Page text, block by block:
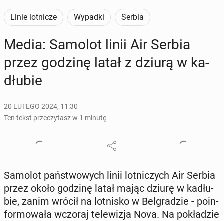
Linie lotnicze Wypadki Serbia
Media: Samolot linii Air Serbia
przez godzinę latał z dziurą w ka­
dłu­bie
20 LUTEGO 2024, 11:30
Ten tekst przeczytasz w 1 minutę
Samolot pań­stwo­wych linii lot­ni­czych Air Serbia
przez około godzinę latał mając dziurę w ka­dłu­
bie, zanim wrócił na lot­ni­sko w Bel­gra­dzie - po­in­
for­mo­wa­ła wczoraj te­le­wi­zja Nova. Na po­kła­dzie